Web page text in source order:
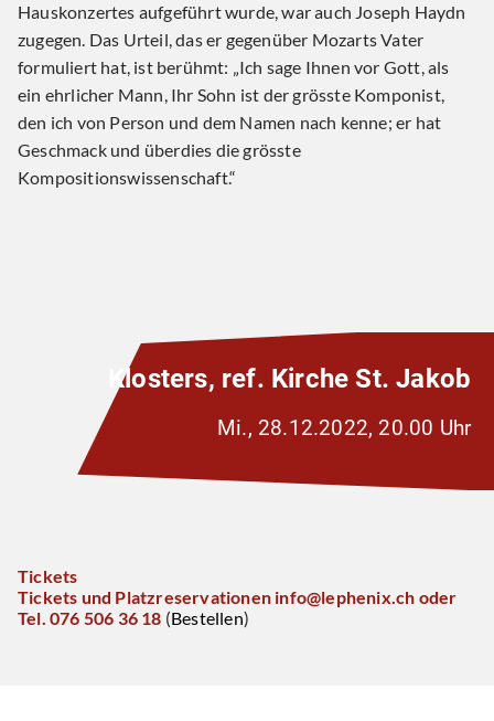
Hauskonzertes aufgeführt wurde, war auch Joseph Haydn
zugegen. Das Urteil, das er gegenüber Mozarts Vater
formuliert hat, ist berühmt: „Ich sage Ihnen vor Gott, als
ein ehrlicher Mann, Ihr Sohn ist der grösste Komponist,
den ich von Person und dem Namen nach kenne; er hat
Geschmack und überdies die grösste
Kompositionswissenschaft.“
Klosters, ref. Kirche St. Jakob
Mi., 28.12.2022, 20.00 Uhr
Tickets
Tickets und Platzreservationen info@lephenix.ch oder
Tel. 076 506 36 18 (Bestellen)